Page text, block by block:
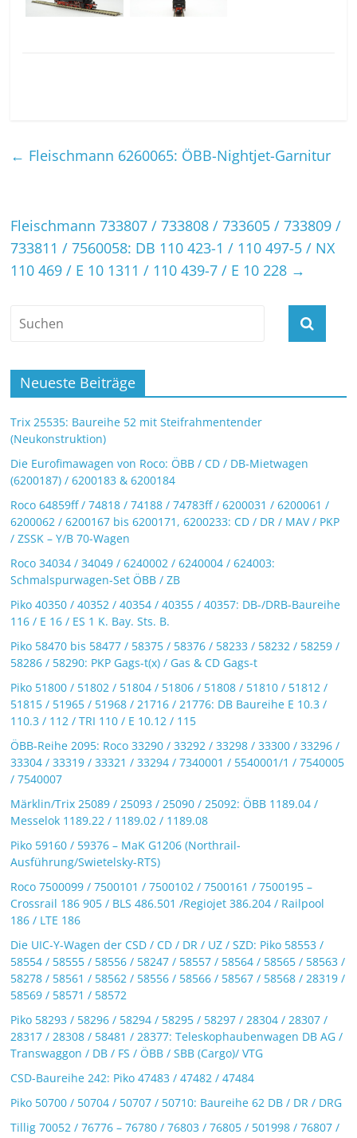
← Fleischmann 6260065: ÖBB-Nightjet-Garnitur
Fleischmann 733807 / 733808 / 733605 / 733809 /
733811 / 7560058: DB 110 423-1 / 110 497-5 / NX
110 469 / E 10 1311 / 110 439-7 / E 10 228 →
Neueste Beiträge
Trix 25535: Baureihe 52 mit Steifrahmentender
(Neukonstruktion)
Die Eurofimawagen von Roco: ÖBB / CD / DB-Mietwagen
(6200187) / 6200183 & 6200184
Roco 64859ff / 74818 / 74188 / 74783ff / 6200031 / 6200061 /
6200062 / 6200167 bis 6200171, 6200233: CD / DR / MAV / PKP
/ ZSSK – Y/B 70-Wagen
Roco 34034 / 34049 / 6240002 / 6240004 / 624003:
Schmalspurwagen-Set ÖBB / ZB
Piko 40350 / 40352 / 40354 / 40355 / 40357: DB-/DRB-Baureihe
116 / E 16 / ES 1 K. Bay. Sts. B.
Piko 58470 bis 58477 / 58375 / 58376 / 58233 / 58232 / 58259 /
58286 / 58290: PKP Gags-t(x) / Gas & CD Gags-t
Piko 51800 / 51802 / 51804 / 51806 / 51808 / 51810 / 51812 /
51815 / 51965 / 51968 / 21716 / 21776: DB Baureihe E 10.3 /
110.3 / 112 / TRI 110 / E 10.12 / 115
ÖBB-Reihe 2095: Roco 33290 / 33292 / 33298 / 33300 / 33296 /
33304 / 33319 / 33321 / 33294 / 7340001 / 5540001/1 / 7540005
/ 7540007
Märklin/Trix 25089 / 25093 / 25090 / 25092: ÖBB 1189.04 /
Messelok 1189.22 / 1189.02 / 1189.08
Piko 59160 / 59376 – MaK G1206 (Northrail-
Ausführung/Swietelsky-RTS)
Roco 7500099 / 7500101 / 7500102 / 7500161 / 7500195 –
Crossrail 186 905 / BLS 486.501 /Regiojet 386.204 / Railpool
186 / LTE 186
Die UIC-Y-Wagen der CSD / CD / DR / UZ / SZD: Piko 58553 /
58554 / 58555 / 58556 / 58247 / 58557 / 58564 / 58565 / 58563 /
58278 / 58561 / 58562 / 58556 / 58566 / 58567 / 58568 / 28319 /
58569 / 58571 / 58572
Piko 58293 / 58296 / 58294 / 58295 / 58297 / 28304 / 28307 /
28317 / 28308 / 58481 / 28377: Teleskophaubenwagen DB AG /
Transwaggon / DB / FS / ÖBB / SBB (Cargo)/ VTG
CSD-Baureihe 242: Piko 47483 / 47482 / 47484
Piko 50700 / 50704 / 50707 / 50710: Baureihe 62 DB / DR / DRG
Tillig 70052 / 76776 – 76780 / 76803 / 76805 / 501998 / 76807 /